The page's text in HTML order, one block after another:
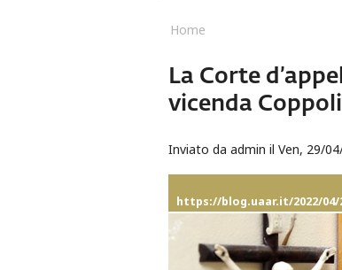
Home
La Corte
vicenda Coppoli
Inviato da admin il Ven, 29/
https://blog.uaar.it/2022/